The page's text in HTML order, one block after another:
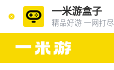
一米游盒子
精品好游 一网打尽